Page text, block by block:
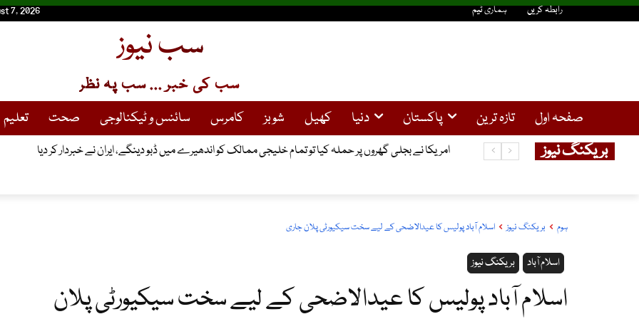
7, 2026 رابطہ کریں ہماری ٹیم
سب نیوز
سب کی خبر ... سب پہ نظر
صفحہ اول تازہ ترین پاکستان دنیا کھیل شوبز کامرس سائنس و ٹیکنالوجی صحت تعلیم
بریکنگ نیوز امریکا نے بجلی گھروں پر حملہ کیا تو تمام خلیجی ممالک کو اندھیرے میں ڈبو دینگے، ایران نے خبردار کر دیا
سولر صارفین کیلئے خوشخبری ، 25کلو واٹ تک سولر سسٹم کیلئے نیپرا سے لائسنس کی شرط ختم
ہوم بریکنگ نیوز اسلام آباد پولیس کا عیدالاضحی کے لیے سخت سیکیورٹی پلان جاری
بریکنگ نیوز اسلام آباد
اسلام آباد پولیس کا عیدالاضحی کے لیے سخت سیکیورٹی پلان